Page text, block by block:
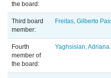
the board:
Third board
member:
Freitas, Gilberto
Fourth
member of
the board:
Yaghsisian,